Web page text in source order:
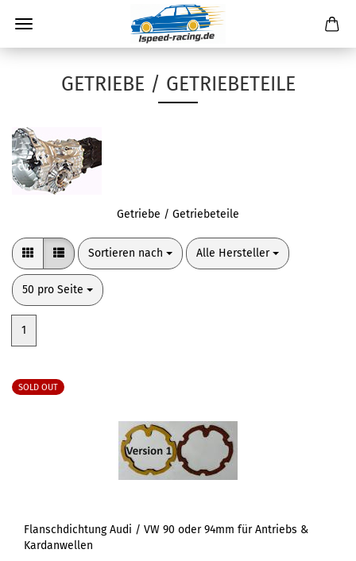
GETRIEBE / GETRIEBETEILE
Getriebe / Getriebeteile
Sortieren nach
Sortieren nach Alle Hersteller
pro Seite
50 pro Seite
pro Seite
1
SOLD OUT
Flanschdichtung Audi / VW 90 oder 94mm für Antriebs &
Kardanwellen